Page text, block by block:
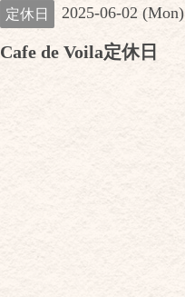
定休日 2025-06-02 (Mon)
Cafe de Voila定休日